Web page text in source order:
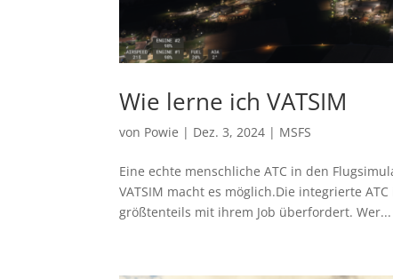
Wie lerne ich VATSIM
von Powie | Dez. 3, 2024 | MSFS
Eine echte menschliche ATC in den
VATSIM macht es möglich.Die integrierte
größtenteils mit ihrem Job überfordert. Wer...